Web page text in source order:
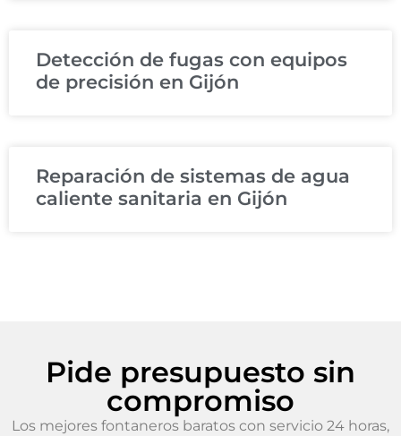
Detección de fugas con equipos
de precisión en Gijón
Reparación de sistemas de agua
caliente sanitaria en Gijón
Pide presupuesto sin
compromiso
Los mejores fontaneros baratos con servicio 24 horas,